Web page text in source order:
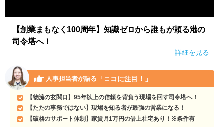
【創業まもなく100周年】知識ゼロから誰もが頼る港の
司令塔へ！
詳細を見る
人事担当者が語る 「ココに注目！」
【物流の玄関口】95年以上の信頼を背負う現場を回す司令塔へ！
【ただの事務ではない】現場を知る者が最強の営業になる！
【破格のサポート体制】家賃月1万円の借上社宅あり！※条件有